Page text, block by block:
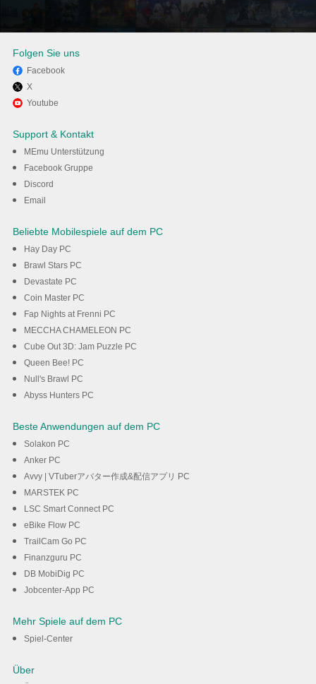
Viel Spaß beim Spielen von
Quantum Resonance auf dem
PC mit MEmu
Folgen Sie uns
Facebook
X
Youtube
Support & Kontakt
MEmu Unterstützung
Facebook Gruppe
Discord
Email
Beliebte Mobilespiele auf dem PC
Hay Day PC
Brawl Stars PC
Devastate PC
Coin Master PC
Fap Nights at Frenni PC
MECCHA CHAMELEON PC
Cube Out 3D: Jam Puzzle PC
Queen Bee! PC
Null's Brawl PC
Abyss Hunters PC
Beste Anwendungen auf dem PC
Solakon PC
Anker PC
Avvy | VTuberアバター作成&配信アプリ PC
MARSTEK PC
LSC Smart Connect PC
eBike Flow PC
TrailCam Go PC
Finanzguru PC
DB MobiDig PC
Jobcenter-App PC
Mehr Spiele auf dem PC
Spiel-Center
Über